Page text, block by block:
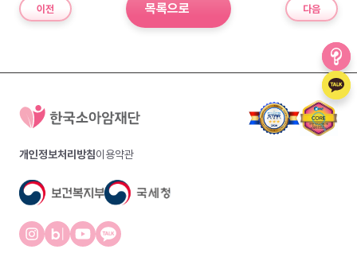
이전 목록으로 다음
개인정보처리방침이용약관